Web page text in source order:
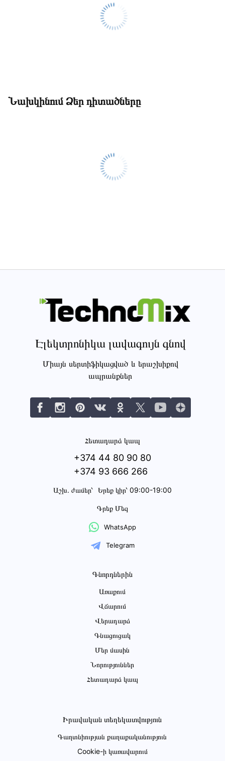
Նախկինում Ձեր դիտածները
Էլեկտրոնիկա լավագույն գնով
Միայն սերտիֆիկացված և երաշխիքով
ապրանքներ
Հետադարձ կապ
+374 44 80 90 80
+374 93 666 266
Աշխ․ ժամեր՝ Երեք կիր՝ 09:00-19:00
Գրեք Մեզ
WhatsApp
Telegram
Գնորդներին
Առաքում
Վճարում
Վերադարձ
Գնացուցակ
Մեր մասին
Նորություններ
Հետադարձ կապ
Իրավական տեղեկատվություն
Գաղտնիության քաղաքականություն
Cookie-ի կառավարում